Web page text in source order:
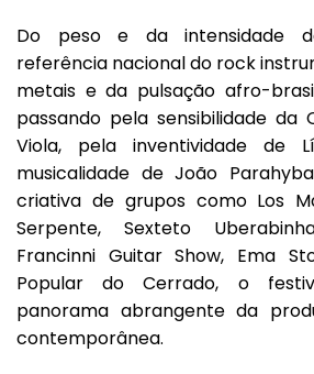
Do peso e da intensidade
referência nacional do rock
metais e da pulsação afro-
passando pela sensibilidade da
Viola, pela inventividade de
musicalidade de João
criativa de grupos como Los
Serpente, Sexteto
Francinni Guitar Show, Ema
Popular do Cerrado, o
panorama abrangente da
contemporânea.